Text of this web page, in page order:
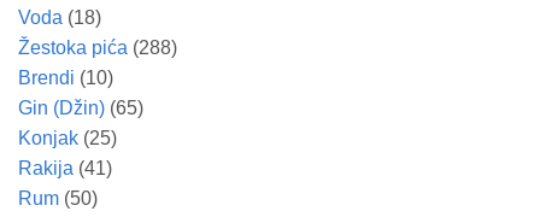
Voda (18)
Žestoka pića (288)
Brendi (10)
Gin (Džin) (65)
Konjak (25)
Rakija (41)
Rum (50)